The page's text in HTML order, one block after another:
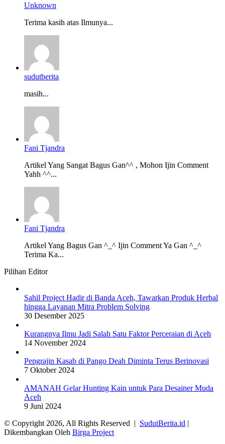
Unknown
Terima kasih atas Ilmunya...
sudutberita
masih...
Fani Tjandra
Artikel Yang Sangat Bagus Gan^^ , Mohon Ijin Comment
Yahh ^^...
Fani Tjandra
Artikel Yang Bagus Gan ^_^ Ijin Comment Ya Gan ^_^
Terima Ka...
Pilihan Editor
Sahil Project Hadir di Banda Aceh, Tawarkan Produk Herbal
hingga Layanan Mitra Problem Solving
30 Desember 2025
Kurangnya Ilmu Jadi Salah Satu Faktor Perceraian di Aceh
14 November 2024
Pengrajin Kasab di Pango Deah Diminta Terus Berinovasi
7 Oktober 2024
AMANAH Gelar Hunting Kain untuk Para Desainer Muda
Aceh
9 Juni 2024
© Copyright 2026, All Rights Reserved | SudutBerita.id |
Dikembangkan Oleh Birga Project